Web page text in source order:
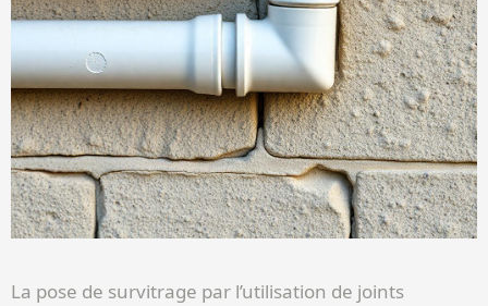
La pose de survitrage par l’utilisation de joints